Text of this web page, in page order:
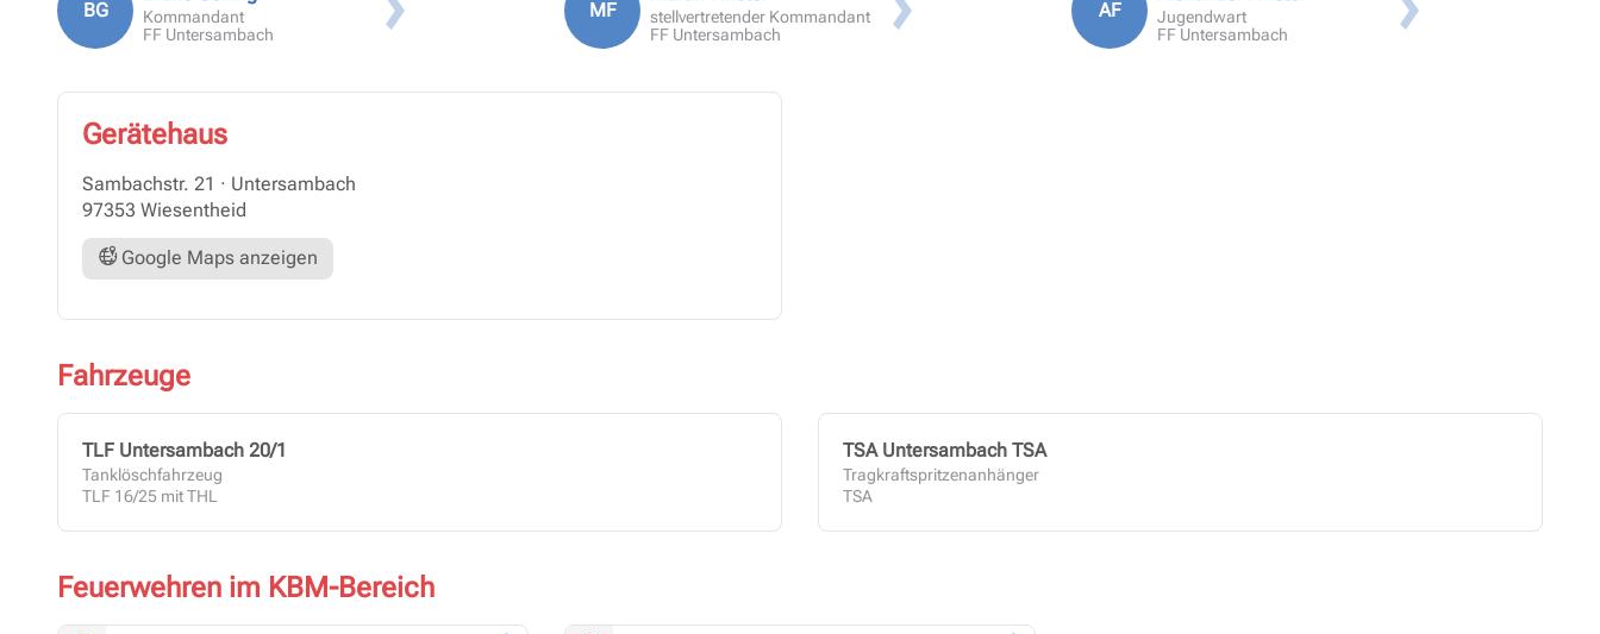
Anmeldung KT Lehrgang
Ausbilder-Seminar
Anmeldung SFS Lehrgang
BG
Kommandant
FF Untersambach
MF
stellvertretender Kommandant
FF Untersambach
AF
Jugendwart
FF Untersambach
Gerätehaus
Sambachstr. 21 · Untersambach
97353 Wiesentheid
Google Maps anzeigen
Fahrzeuge
TLF Untersambach 20/1
Tanklöschfahrzeug
TLF 16/25 mit THL
TSA Untersambach TSA
Tragkraftspritzenanhänger
TSA
Feuerwehren im KBM-Bereich